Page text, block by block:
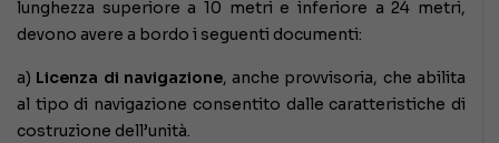
lunghezza superiore a 10 metri e inferiore a 24 metri,
devono avere a bordo i seguenti documenti:
a) Licenza di navigazione, anche provvisoria, che abilita
al tipo di navigazione consentito dalle caratteristiche di
costruzione dell’unità.